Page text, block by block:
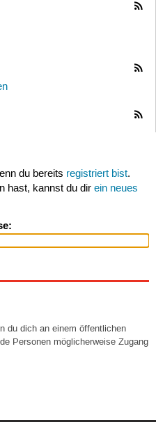
du bereits registriert bist.
hast, kannst du dir ein neues
du dich an einem öffentlichen
Personen möglicherweise Zugang